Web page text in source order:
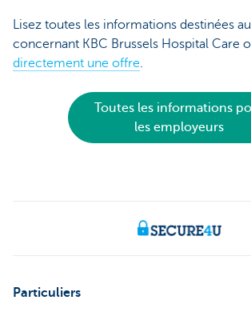
Lisez toutes les informations destinées
concernant KBC Brussels Hospital Care
directement une offre.
Toutes les informations
les employeurs
Particuliers